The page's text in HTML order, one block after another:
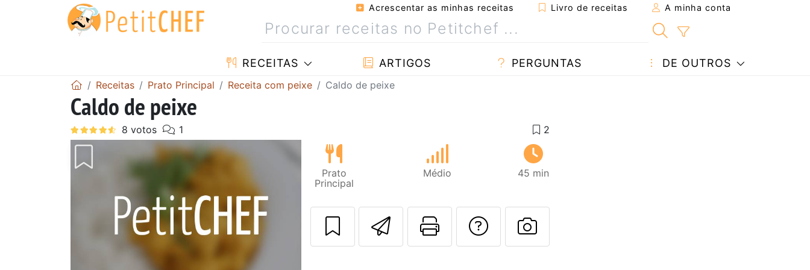
Acrescentar as minhas receitas Livro de receitas A minha conta
RECEITAS ARTIGOS PERGUNTAS DE OUTROS
Receitas Prato Principal Receita com peixe Caldo de peixe
Caldo de peixe
Prato
Principal
Médio 45 min
Enviar esta receita a um amigo
Imprima esta página
Falar com o autor da receita
Fez esta receita? Compartilhe